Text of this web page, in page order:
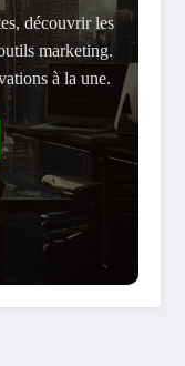
découvrir les
marketing.
à la une.